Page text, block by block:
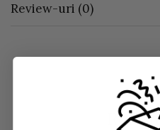
Review-uri (0)